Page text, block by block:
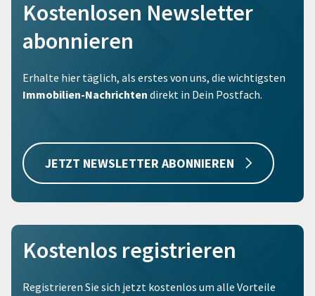
Kostenlosen Newsletter
abonnieren
Erhalte hier täglich, als erstes von uns, die wichtigsten
Immobilien-Nachrichten direkt in Dein Postfach.
JETZT NEWSLETTER ABONNIEREN
Kostenlos registrieren
Registrieren Sie sich jetzt kostenlos um alle Vorteile